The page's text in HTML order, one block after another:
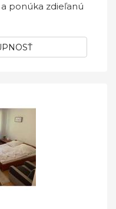
ponúka zdieľanú